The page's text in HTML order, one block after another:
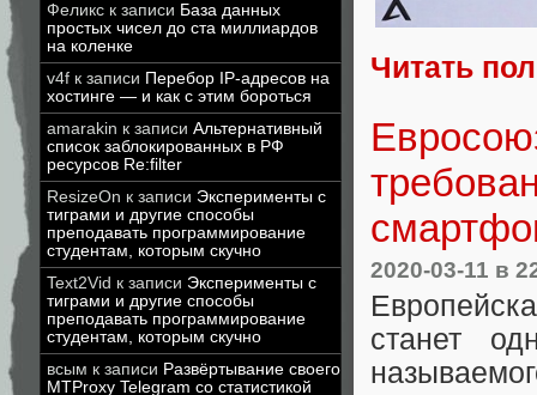
Феликс к записи База данных
простых чисел до ста миллиардов
на коленке
v4f к записи Перебор IP-адресов на
хостинге — и как с этим бороться
amarakin к записи Альтернативный
список заблокированных в РФ
ресурсов Re:filter
ResizeOn к записи Эксперименты с
тиграми и другие способы
преподавать программирование
студентам, которым скучно
Text2Vid к записи Эксперименты с
тиграми и другие способы
преподавать программирование
студентам, которым скучно
всым к записи Развёртывание своего
MTProxy Telegram со статистикой
Читать
2020-03-11 в
станет